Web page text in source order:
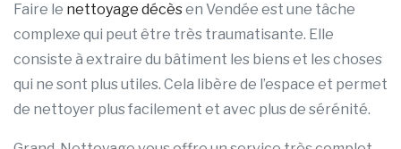
Faire le nettoyage décèsen Vendée est une tâche
complexe qui peut être très traumatisante. Elle
consiste à extraire du bâtiment les biens et les choses
qui ne sont plus utiles. Cela libère de l’espace et permet
de nettoyer plus facilement et avec plus de sérénité.